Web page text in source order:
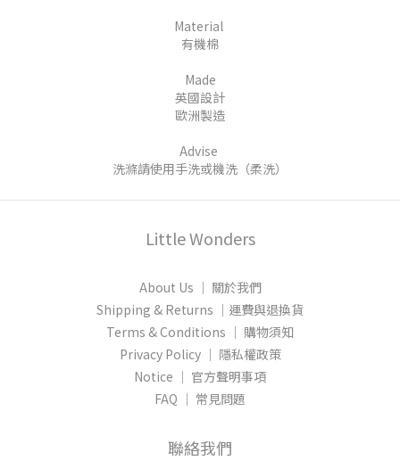
Material
有機棉
Made
英國設計
歐洲製造
Advise
洗滌請使用手洗或機洗（柔洗）
Little Wonders
About Us │ 關於我們
Shipping & Returns │運費與退換貨
Terms & Conditions │ 購物須知
Privacy Policy │ 隱私權政策
Notice │ 官方聲明事項
FAQ │ 常見問題
聯絡我們